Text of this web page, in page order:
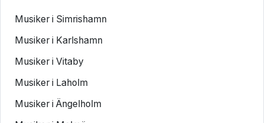
Musiker i Simrishamn
Musiker i Karlshamn
Musiker i Vitaby
Musiker i Laholm
Musiker i Ängelholm